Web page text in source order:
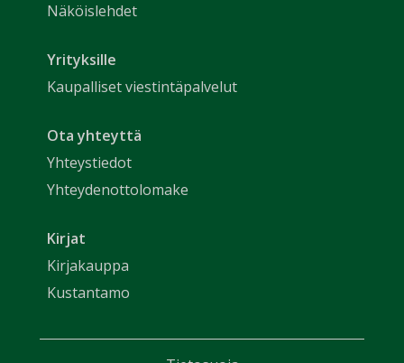
Näköislehdet
Yrityksille
Kaupalliset viestintäpalvelut
Ota yhteyttä
Yhteystiedot
Yhteydenottolomake
Kirjat
Kirjakauppa
Kustantamo